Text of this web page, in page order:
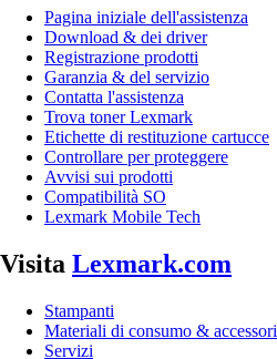
Pagina iniziale dell'assistenza
Download & dei driver
Registrazione prodotti
Garanzia & del servizio
Contatta l'assistenza
Trova toner Lexmark
Etichette di restituzione cartucce
Controllare per proteggere
Avvisi sui prodotti
Compatibilità SO
Lexmark Mobile Tech
Visita Lexmark.com
Stampanti
Materiali di consumo & accessori
Servizi